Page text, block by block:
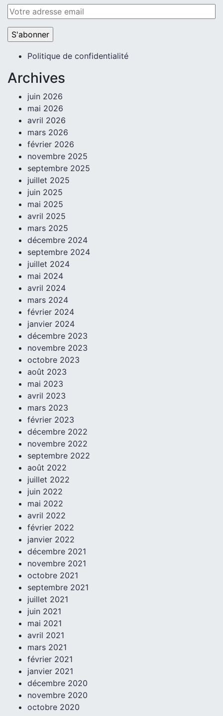
Politique de confidentialité
Archives
juin 2026
mai 2026
avril 2026
mars 2026
février 2026
novembre 2025
septembre 2025
juillet 2025
juin 2025
mai 2025
avril 2025
mars 2025
décembre 2024
septembre 2024
juillet 2024
mai 2024
avril 2024
mars 2024
février 2024
janvier 2024
décembre 2023
novembre 2023
octobre 2023
août 2023
mai 2023
avril 2023
mars 2023
février 2023
décembre 2022
novembre 2022
septembre 2022
août 2022
juillet 2022
juin 2022
mai 2022
avril 2022
février 2022
janvier 2022
décembre 2021
novembre 2021
octobre 2021
septembre 2021
juillet 2021
juin 2021
mai 2021
avril 2021
mars 2021
février 2021
janvier 2021
décembre 2020
novembre 2020
octobre 2020